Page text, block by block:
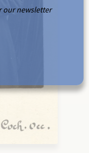
our newsletter